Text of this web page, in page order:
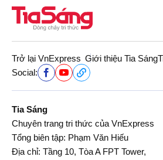
Trở lại VnExpress Giới thiệu Tia Sáng
Social:
Tia Sáng
Chuyên trang tri thức của VnExpress
Tổng biên tập: Phạm Văn Hiếu
Địa chỉ: Tầng 10, Tòa A FPT Tower,